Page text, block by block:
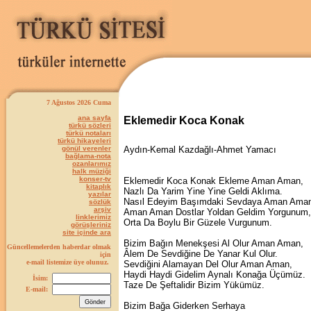
7 Ağustos 2026 Cuma
ana sayfa
türkü sözleri
türkü notaları
türkü hikayeleri
gönül verenler
bağlama-nota
ozanlarımız
halk müziği
konser-tv
kitaplık
yazılar
sözlük
arşiv
linklerimiz
görüşleriniz
site içinde ara
Güncellemelerden haberdar olmak
için
e-mail listemize üye olunuz.
İsim:
E-mail:
Eklemedir Koca Konak
Aydın-Kemal Kazdağlı-Ahmet Yamacı
Eklemedir Koca Konak Ekleme Aman Aman,
Nazlı Da Yarim Yine Yine Geldi Aklıma.
Nasıl Edeyim Başımdaki Sevdaya Aman
Aman Aman Dostlar Yoldan Geldim Yorgunum,
Orta Da Boylu Bir Güzele Vurgunum.
Bizim Bağın Menekşesi Al Olur Aman Aman,
Âlem De Sevdiğine De Yanar Kul Olur.
Sevdiğini Alamayan Del Olur Aman Aman,
Haydi Haydi Gidelim Aynalı Konağa Üçümüz.
Taze De Şeftalidir Bizim Yükümüz.
Bizim Bağa Giderken Serhaya